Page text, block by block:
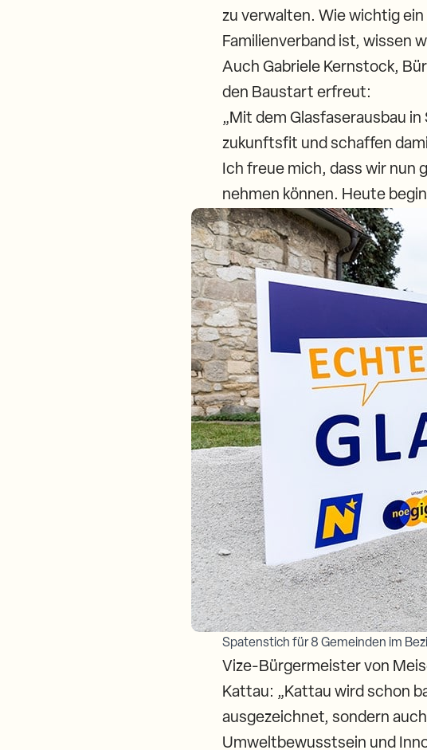
zu verwalten. Wie wichtig
Familienverband ist, wissen
Auch Gabriele Kernstock,
den Baustart erfreut:
„Mit dem Glasfaserausbau
zukunftsfit und schaffen
Ich freue mich, dass wir nun
nehmen können. Heute
Spatenstich für 8 Gemeinden im
Vize-Bürgermeister von
Kattau: „Kattau wird schon
ausgezeichnet, sondern
Umweltbewusstsein und